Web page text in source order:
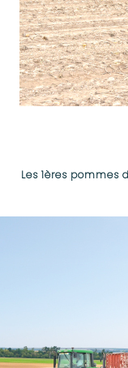
Les 1ères